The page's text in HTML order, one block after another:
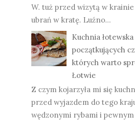
W. tuż przed wizytą w
ubrań w kratę. Luźno...
Kuchnia
początkujących
których warto
Łotwie
Z czym kojarzyła mi się
przed wyjazdem do tego
wędzonymi rybami i pewnym